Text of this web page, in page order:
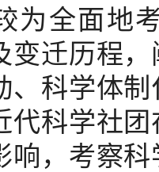
为全面地
变迁历程
、科学体
代科学社
响，考察